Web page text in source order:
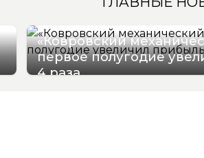
«Ковровский
первое полугодие
4 раза